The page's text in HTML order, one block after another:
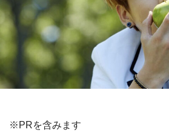
※PRを含みます